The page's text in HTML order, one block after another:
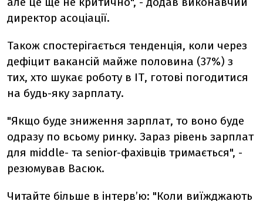
директор асоціації.
Також спостерігається тенденція, коли через
дефіцит вакансій майже половина (37%) з
тих, хто шукає роботу в ІТ, готові погодитися
на будь-яку зарплату.
"Якщо буде зниження зарплат, то воно буде
одразу по всьому ринку. Зараз рівень зарплат
для middle- та senior-фахівців тримається", -
резюмував Васюк.
Читайте більше в інтерв’ю: "Коли виїжджають